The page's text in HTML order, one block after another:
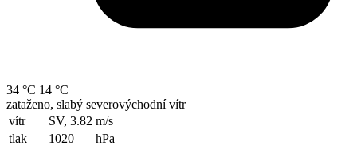
34 °C 14 °C
zataženo, slabý severovýchodní vítr
vítr
SV, 3.82 m/s
tlak
1020
hPa